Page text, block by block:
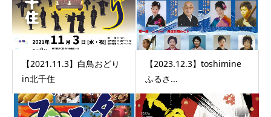
【2021.11.3】白鳥おどり
in北千住
【2023.12.3】toshimine
ふるさ...